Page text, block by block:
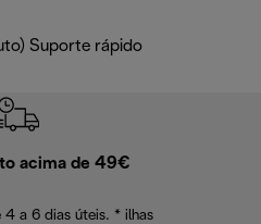
Suporte rápido
acima de 49€
4 a 6 dias úteis. * ilhas